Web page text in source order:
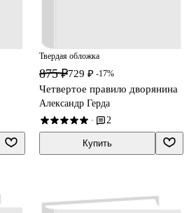
Твердая обложка
875 ₽729 ₽ -17%
Четвертое правило дворянина
Александр Герда
· 2
Купить